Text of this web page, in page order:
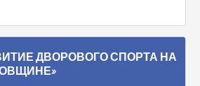
ДВОРОВОГО СПОРТА НА